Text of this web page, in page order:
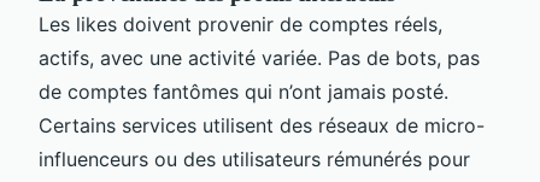
Les likes doivent provenir de comptes réels,
actifs, avec une activité variée. Pas de bots, pas
de comptes fantômes qui n’ont jamais posté.
Certains services utilisent des réseaux de micro-
influenceurs ou des utilisateurs rémunérés pour